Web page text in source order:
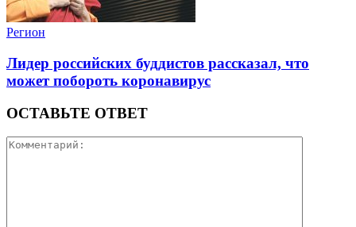
Регион
Лидер российских буддистов рассказал, что
может побороть коронавирус
ОСТАВЬТЕ ОТВЕТ